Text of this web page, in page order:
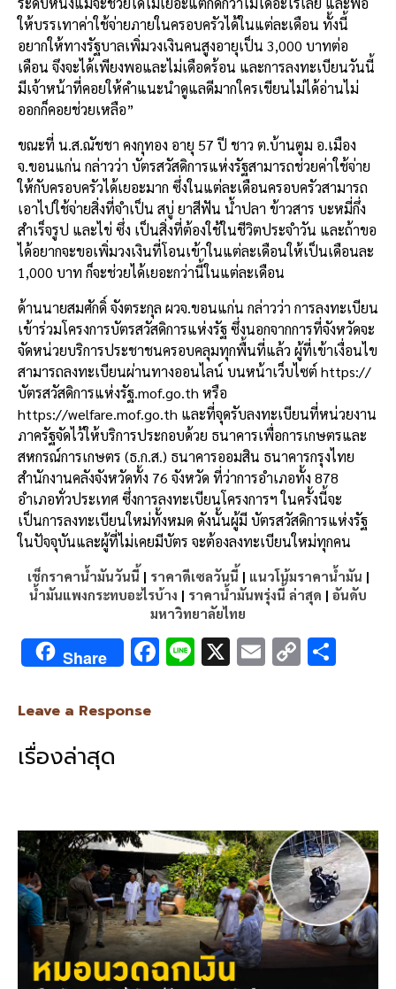
ให้บรรเทาค่าใช้จ่ายภายในครอบครัวได้ในแต่ละเดือน ทั้งนี้
อยากให้ทางรัฐบาลเพิ่มวงเงินคนสูงอายุเป็น 3,000 บาทต่อ
เดือน จึงจะได้เพียงพอและไม่เดือดร้อน และการลงทะเบียนวันนี้
มีเจ้าหน้าที่คอยให้คำแนะนำดูแลดีมากใครเขียนไม่ได้อ่านไม่
ออกก็คอยช่วยเหลือ”
ขณะที่ น.ส.ณัชชา คงกุทอง อายุ 57 ปี ชาว ต.บ้านตูม อ.เมือง
จ.ขอนแก่น กล่าวว่า บัตรสวัสดิการแห่งรัฐสามารถช่วยค่าใช้จ่าย
ให้กับครอบครัวได้เยอะมาก ซึ่งในแต่ละเดือนครอบครัวสามารถ
เอาไปใช้จ่ายสิ่งที่จำเป็น สบู่ ยาสีฟัน น้ำปลา ข้าวสาร บะหมี่กึ่ง
สำเร็จรูป และไข่ ซึ่ง เป็นสิ่งที่ต้องใช้ในชีวิตประจำวัน และถ้าขอ
ได้อยากจะขอเพิ่มวงเงินที่โอนเข้าในแต่ละเดือนให้เป็นเดือนละ
1,000 บาท ก็จะช่วยได้เยอะกว่านี้ในแต่ละเดือน
ด้านนายสมศักดิ์ จังตระกุล ผวจ.ขอนแก่น กล่าวว่า การลงทะเบียน
เข้าร่วมโครงการบัตรสวัสดิการแห่งรัฐ ซึ่งนอกจากการที่จังหวัดจะ
จัดหน่วยบริการประชาชนครอบคลุมทุกพื้นที่แล้ว ผู้ที่เข้าเงื่อนไข
สามารถลงทะเบียนผ่านทางออนไลน์ บนหน้าเว็บไซต์ https://
บัตรสวัสดิการแห่งรัฐ.mof.go.th หรือ
https://welfare.mof.go.th และที่จุดรับลงทะเบียนที่หน่วยงาน
ภาครัฐจัดไว้ให้บริการประกอบด้วย ธนาคารเพื่อการเกษตรและ
สหกรณ์การเกษตร (ธ.ก.ส.) ธนาคารออมสิน ธนาคารกรุงไทย
สำนักงานคลังจังหวัดทั้ง 76 จังหวัด ที่ว่าการอำเภอทั้ง 878
อำเภอทั่วประเทศ ซึ่งการลงทะเบียนโครงการฯ ในครั้งนี้จะ
เป็นการลงทะเบียนใหม่ทั้งหมด ดังนั้นผู้มี บัตรสวัสดิการแห่งรัฐ
ในปัจจุบันและผู้ที่ไม่เคยมีบัตร จะต้องลงทะเบียนใหม่ทุกคน
เช็กราคาน้ำมันวันนี้ | ราคาดีเซลวันนี้ | แนวโน้มราคาน้ำมัน |
น้ำมันแพงกระทบอะไรบ้าง | ราคาน้ำมันพรุ่งนี้ ล่าสุด | อันดับ
มหาวิทยาลัยไทย
Share F
k
Li X E C
Leave a Response
เรื่องล่าสุด